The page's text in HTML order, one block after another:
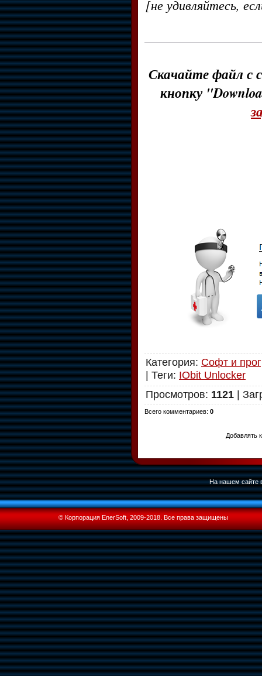
[не удивляйтесь,
Скачайте файл с
кнопку
Категория: Софт и
| Теги: IObit Unlocker
Просмотров: 1121 |
Всего комментариев: 0
Добавлять
На нашем сайте
© Корпорация EnerSoft, 2009-2018. Все права защищены